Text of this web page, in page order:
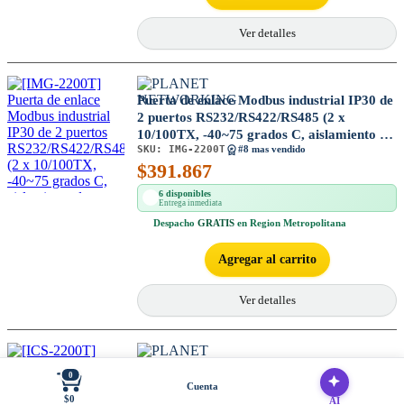
Ver detalles
Puerta de enlace Modbus industrial IP30 de
2 puertos RS232/RS422/RS485 (2 x
10/100TX, -40~75 grados C, aislamiento de
2KV)
SKU: IMG-2200T #8 mas vendido
$391.867
6 disponibles
Entrega inmediata
Despacho GRATIS en Region Metropolitana
Agregar al carrito
Ver detalles
Servidor de Dispositivo Serie Industrial
RS232/RS422/RS485 de 2 Puertos Con
0
$0
Cuenta
AI